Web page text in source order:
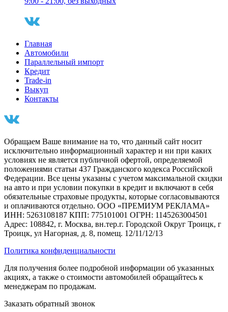
Главная
Автомобили
Параллельный импорт
Кредит
Trade-in
Выкуп
Контакты
Обращаем Ваше внимание на то, что данный сайт носит
исключительно информационный характер и ни при каких
условиях не является публичной офертой, определяемой
положениями статьи 437 Гражданского кодекса Российской
Федерации. Все цены указаны с учетом максимальной скидки
на авто и при условии покупки в кредит и включают в себя
обязательные страховые продукты, которые согласовываются
и оплачиваются отдельно. ООО «ПРЕМИУМ РЕКЛАМА»
ИНН: 5263108187 КПП: 775101001 ОГРН: 1145263004501
Адрес: 108842, г. Москва, вн.тер.г. Городской Округ Троицк, г
Троицк, ул Нагорная, д. 8, помещ. 12/11/12/13
Политика конфиденциальности
Для получения более подробной информации об указанных
акциях, а также о стоимости автомобилей обращайтесь к
менеджерам по продажам.
Заказать обратный звонок